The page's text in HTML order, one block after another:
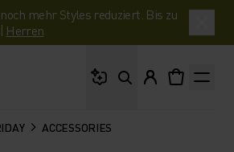
mehr Styles reduziert. Bis zu
| Herren
ACCESSORIES